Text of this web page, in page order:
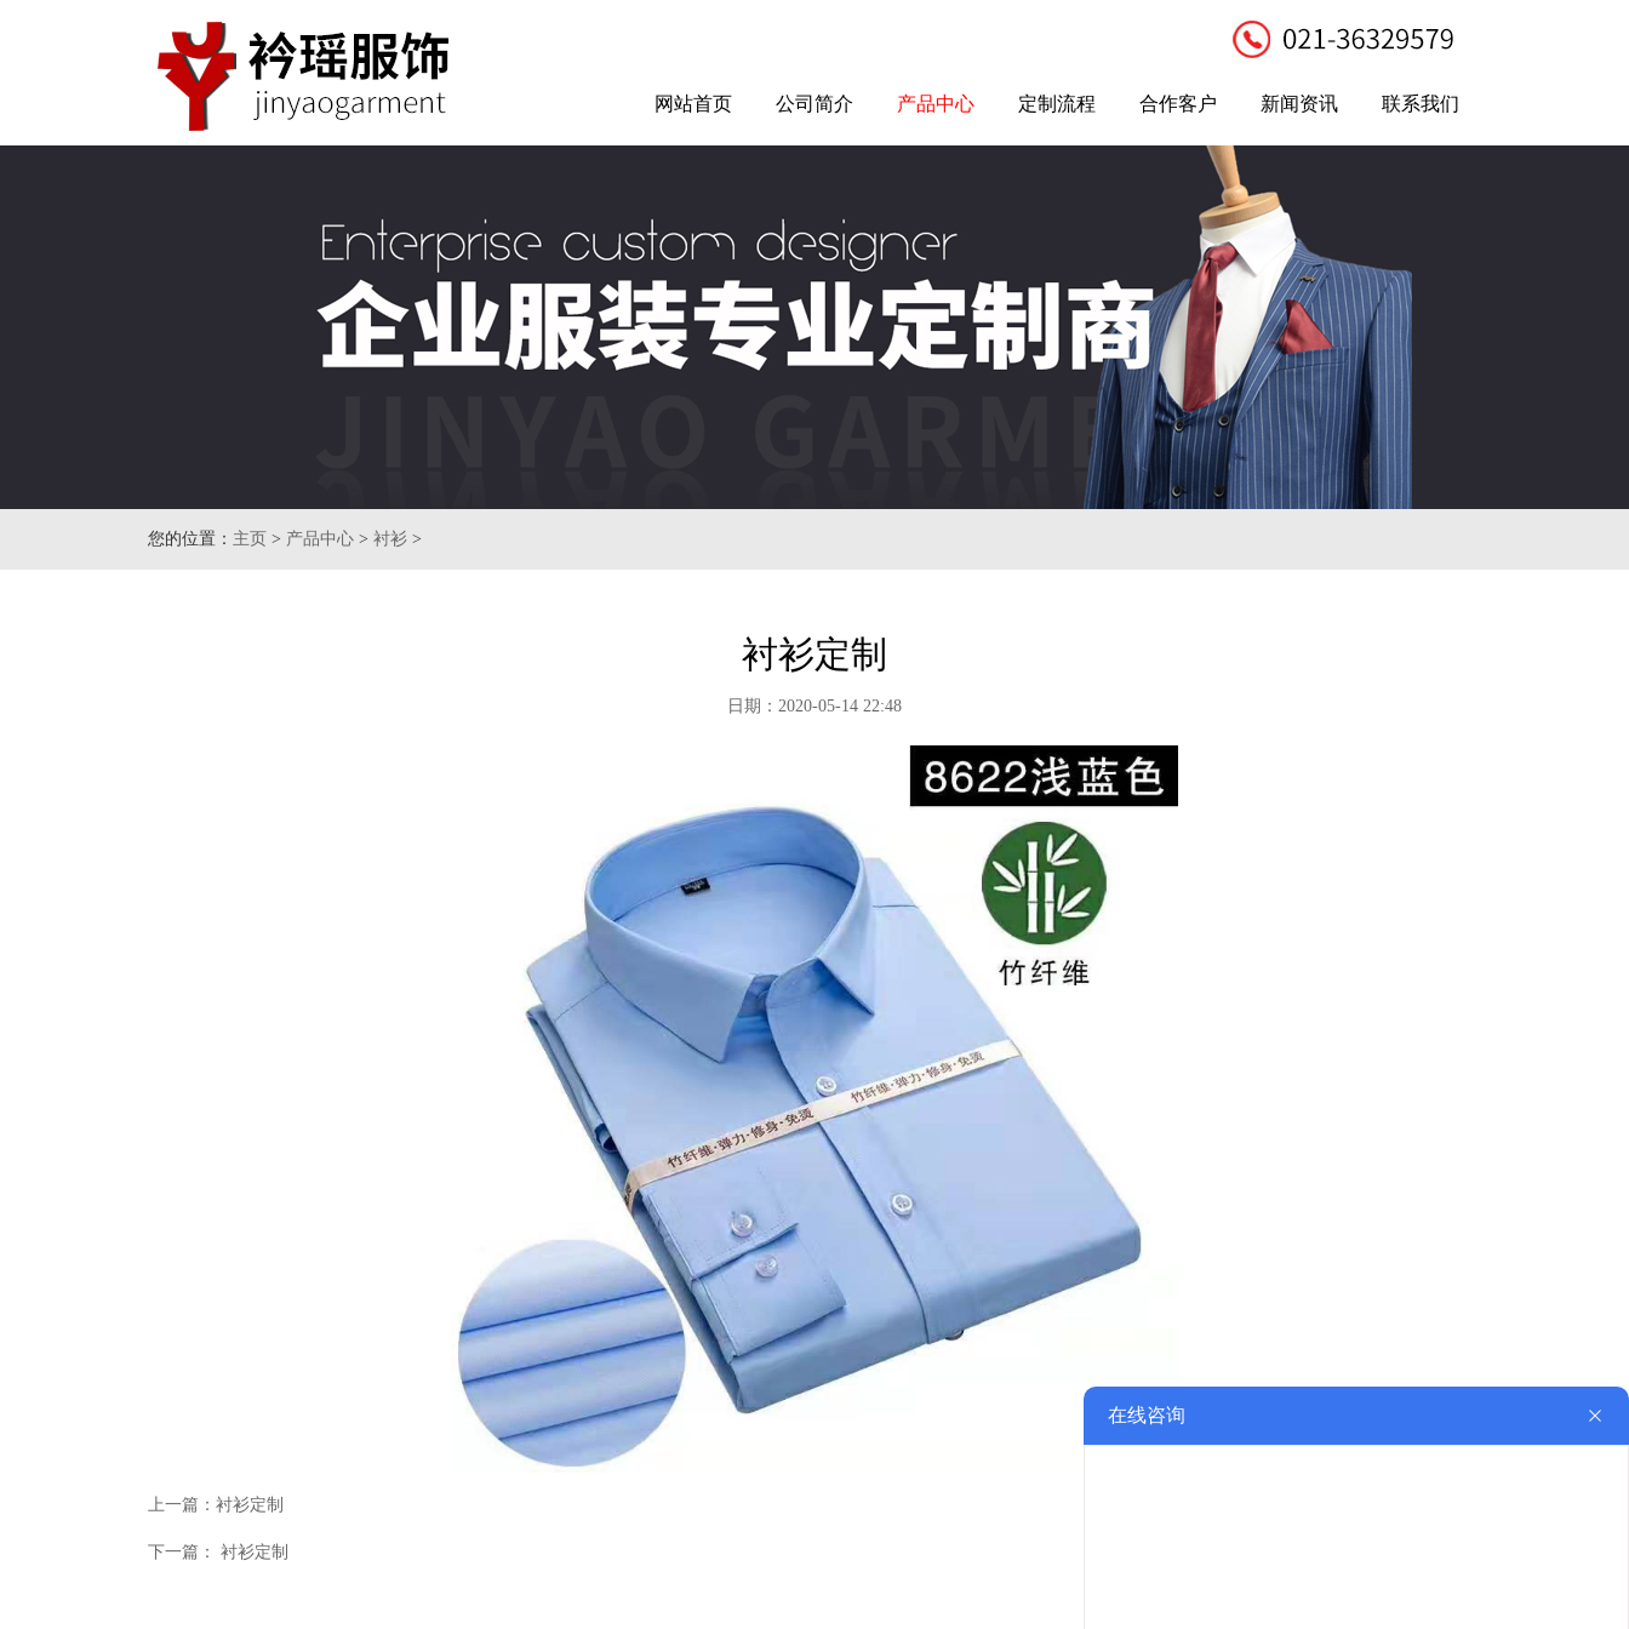
网站首页 公司简介 产品中心 定制流程 合作客户 新闻资讯 联系我们
您的位置： 主页 > 产品中心 > 衬衫 >
衬衫定制
日期：2020-05-14 22:48
上一篇： 衬衫定制
下一篇： 衬衫定制